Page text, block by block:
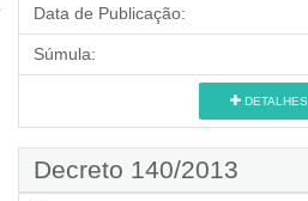
Data de Publicação:
Súmula:
DETALHES
Decreto 140/2013